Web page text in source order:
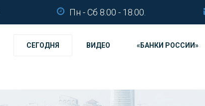
Пн - Сб 8.00 - 18.00.
СЕГОДНЯ ВИДЕО «БАНКИ РОССИИ»